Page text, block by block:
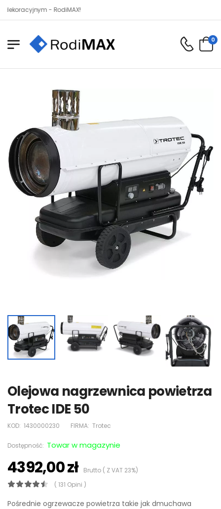
- RodiMAX!
0
Olejowa nagrzewnica powietrza
Trotec IDE 50
KOD: 1430000230 FIRMA: Trotec
Dostępność: Towar w magazynie
4392,00 złBrutto ( Z VAT 23%)
( 131 Opini )
Pośrednie ogrzewacze powietrza takie jak dmuchawa